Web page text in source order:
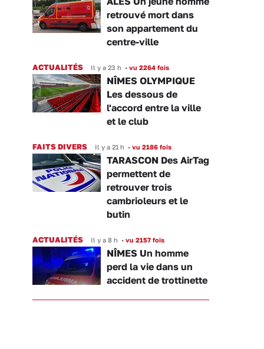
retrouvé mort dans
son appartement du
centre-ville
ACTUALITÉS Il y a 23 h • vu 2264 fois
NÎMES OLYMPIQUE
Les dessous de
l'accord entre la ville
et le club
FAITS DIVERS Il y a 21 h • vu 2186 fois
TARASCON Des AirTag
permettent de
retrouver trois
cambrioleurs et le
butin
ACTUALITÉS Il y a 8 h • vu 2157 fois
NÎMES Un homme
perd la vie dans un
accident de trottinette